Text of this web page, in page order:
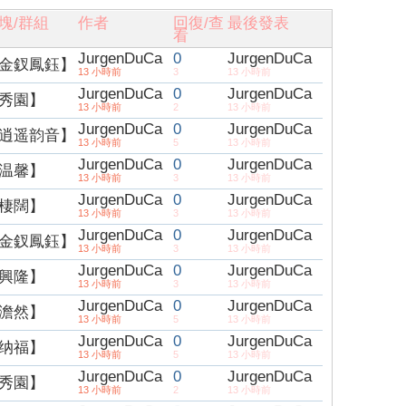
/群組 作者 回復/查
看
最後發表
金釵鳳鈺】 JurgenDuCa
13 小時前
0
3
JurgenDuCa
13 小時前
園】 JurgenDuCa
13 小時前
0
2
JurgenDuCa
13 小時前
逍遥韵音】 JurgenDuCa
13 小時前
0
5
JurgenDuCa
13 小時前
馨】 JurgenDuCa
13 小時前
0
3
JurgenDuCa
13 小時前
闊】 JurgenDuCa
13 小時前
0
3
JurgenDuCa
13 小時前
金釵鳳鈺】 JurgenDuCa
13 小時前
0
3
JurgenDuCa
13 小時前
隆】 JurgenDuCa
13 小時前
0
3
JurgenDuCa
13 小時前
然】 JurgenDuCa
13 小時前
0
5
JurgenDuCa
13 小時前
福】 JurgenDuCa
13 小時前
0
5
JurgenDuCa
13 小時前
園】 JurgenDuCa
13 小時前
0
2
JurgenDuCa
13 小時前